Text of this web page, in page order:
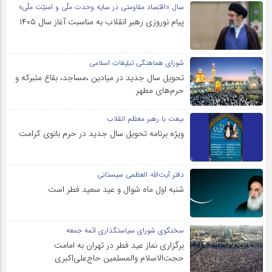
سال «اقتصاد مقاومتی در سایه وحدت ملّی و امنیّت ملّی»
پیام نوروزی رهبر انقلاب به مناسبت آغاز سال ۱۴۰۵
شورای هماهنگی تبلیغات اسلامی
تحویل سال‌ جدید در میادین ،مساجد، بقاع متبرکه‌ و
حرم‌های‌ مطهر
بیعت با رهبر معظم انقلاب
ویژه برنامه تحویل سال جدید در حرم بانوی کرامت
دفتر آیت‌الله العظمی سیستانی
شنبه اول ماه شوال و عید سعید فطر است
سخنگوی شورای سیاستگذاری ائمه جمعه
برگزاری نماز عید فطر در تهران به امامت
حجت‌الاسلام والمسلمین حاج‌علی‌اکبری